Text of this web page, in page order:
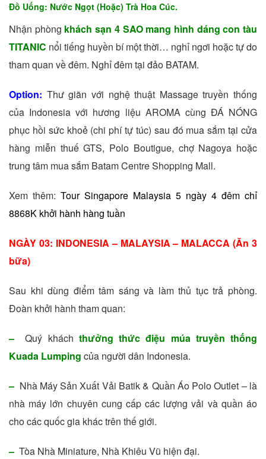
Đồ Uống: Nước Ngọt (Hoặc) Trà Hoa Cúc.
Nhận phòng khách sạn 4 SAO mang hình dáng con tàu
TITANIC nổi tiếng huyền bí một thời… nghỉ ngơi hoặc tự do
tham quan về đêm. Nghỉ đêm tại đảo BATAM.
Option: Thư giãn với nghệ thuật Massage truyền thống
của Indonesia với hương liệu AROMA cùng ĐÁ NÓNG
phục hồi sức khoẻ (chi phí tự túc) sau đó mua sắm tại cửa
hàng miễn thuế GTS, Polo Boutigue, chợ Nagoya hoặc
trung tâm mua sắm Batam Centre Shopping Mall.
Xem thêm: Tour Singapore Malaysia 5 ngày 4 đêm chỉ
8868K khởi hành hàng tuần
NGÀY 03: INDONESIA – MALAYSIA – MALACCA (Ăn 3
bữa)
Sau khi dùng điểm tâm sáng và làm thủ tục trả phòng.
Đoàn khởi hành tham quan:
–Quý khách thưởng thức điệu múa truyền thống
Kuada Lumping của người dân Indonesia.
– Nhà Máy Sản Xuất Vải Batik & Quần Áo Polo Outlet – là
nhà máy lớn chuyên cung cấp các lượng vải và quần áo
cho các quốc gia khác trên thế giới.
– Tòa Nhà Miniature, Nhà Khiêu Vũ hiện đại.